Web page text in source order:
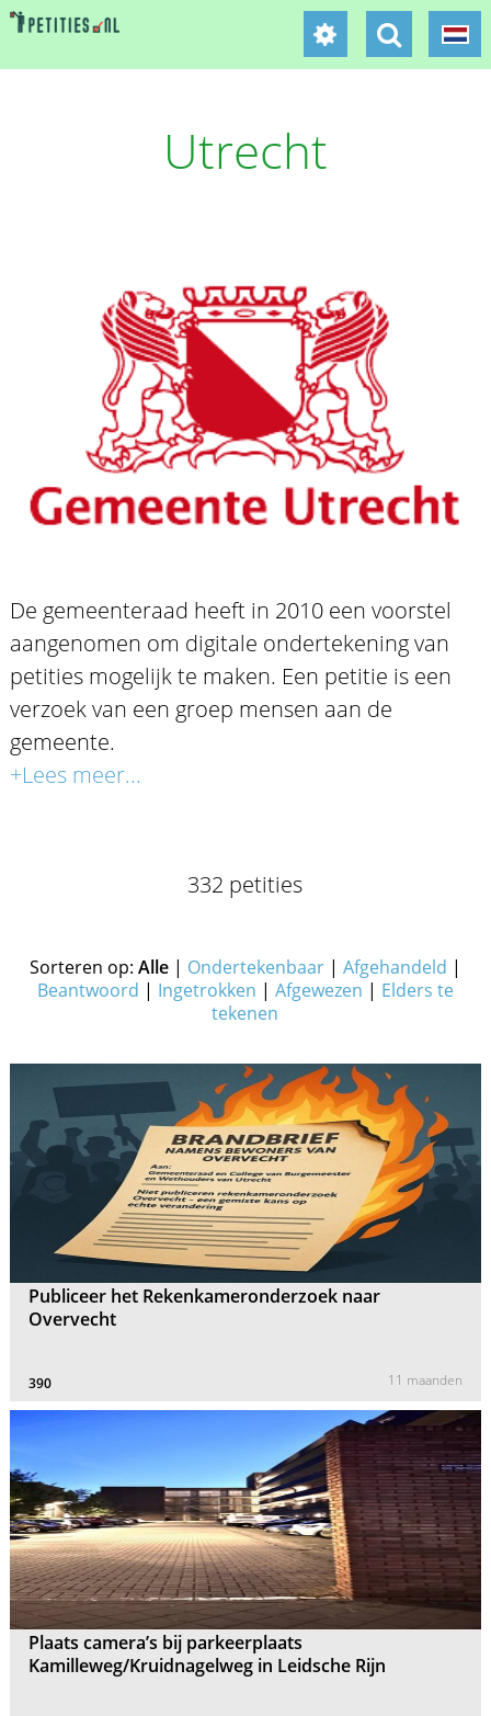
Utrecht
De gemeenteraad heeft in 2010 een voorstel
aangenomen om digitale ondertekening van
petities mogelijk te maken. Een petitie is een
verzoek van een groep mensen aan de
gemeente.
+Lees meer...
332 petities
Sorteren op: Alle| Ondertekenbaar| Afgehandeld |
Beantwoord | Ingetrokken | Afgewezen | Elders te
tekenen
Publiceer het Rekenkameronderzoek naar
Overvecht
390 11 maanden
Plaats camera’s bij parkeerplaats
Kamilleweg/Kruidnagelweg in Leidsche Rijn